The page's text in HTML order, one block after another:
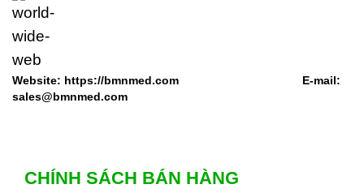
Website: https://bmnmed.com E-mail:
sales@bmnmed.com
CHÍNH SÁCH BÁN HÀNG